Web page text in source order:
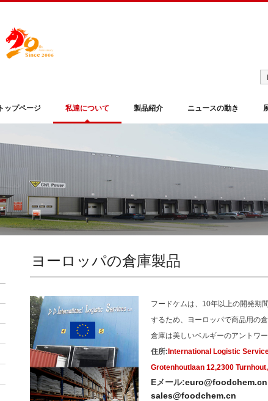
トップページ 私達について 製品紹介 ニュースの動き
ヨーロッパの倉庫製品
フードケムは、10年以上の開発期
するため、ヨーロッパで商品用の倉
倉庫は美しいベルギーのアントワ
住所: International Logistic
Grotenhoutlaan 12,2300
Eメール:euro@foodchem.cn
sales@foodchem.cn